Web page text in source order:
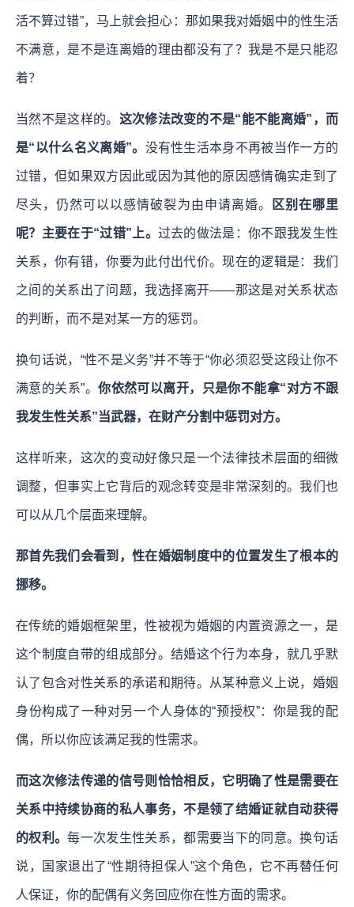
活不算过错”，马上就会担心：那如果我对婚姻中的性生活
不满意，是不是连离婚的理由都没有了？我是不是只能忍
着？
当然不是这样的。 这次修法改变的不是“能不能离婚”，而
是“以什么名义离婚”。 没有性生活本身不再被当作一方的
过错，但如果双方因此或因为其他的原因感情确实走到了
尽头，仍然可以以感情破裂为由申请离婚。 区别在哪里
呢？主要在于“过错”上。 过去的做法是：你不跟我发生性
关系，你有错，你要为此付出代价。现在的逻辑是：我们
之间的关系出了问题，我选择离开——那这是对关系状态
的判断，而不是对某一方的惩罚。
换句话说，“性不是义务”并不等于“你必须忍受这段让你不
满意的关系”。你依然可以离开，只是你不能拿“对方不跟
我发生性关系”当武器，在财产分割中惩罚对方。
这样听来，这次的变动好像只是一个法律技术层面的细微
调整，但事实上它背后的观念转变是非常深刻的。我们也
可以从几个层面来理解。
那首先我们会看到，性在婚姻制度中的位置发生了根本的
挪移。
在传统的婚姻框架里，性被视为婚姻的内置资源之一，是
这个制度自带的组成部分。结婚这个行为本身，就几乎默
认了包含对性关系的承诺和期待。从某种意义上说，婚姻
身份构成了一种对另一个人身体的“预授权”：你是我的配
偶，所以你应该满足我的性需求。
而这次修法传递的信号则恰恰相反，它明确了性是需要在
关系中持续协商的私人事务，不是领了结婚证就自动获得
的权利。每一次发生性关系，都需要当下的同意。换句话
说，国家退出了“性期待担保人”这个角色，它不再替任何
人保证，你的配偶有义务回应你在性方面的需求。